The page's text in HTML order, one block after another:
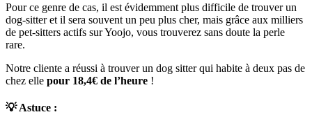
Pour ce genre de cas, il est évidemment plus difficile de trouver un
dog-sitter et il sera souvent un peu plus cher, mais grâce aux milliers
de pet-sitters actifs sur Yoojo, vous trouverez sans doute la perle
rare.
Notre cliente a réussi à trouver un dog sitter qui habite à deux pas de
chez elle pour 18,4€ de l’heure !
💡 Astuce :